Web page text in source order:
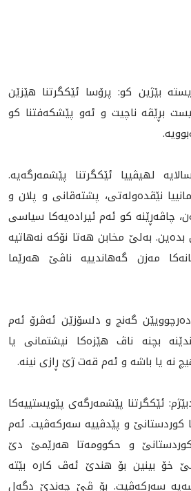
بێژين كو: پرۆسا ئێکگرتنا هێزێن
بڕێڤە ناچیت و ئەو پێشکەفتنا کو
لهيڤييا ئێکگرتنا پێشمەرگەیه‌.
نێڤدەولەتی، پشتەڤانی و پلان و
چاڤەڕێنه‌ كو ئه‌م ئیرادەیه‌كا سیاسی
به‌لێ مخابن هه‌تا نۆكه‌ نه‌هاتيه‌
مه‌زن گه‌هاندييه‌ ناڤێ هه‌رێما
گەنج و دلسۆزێن ئەڤرۆ ئه‌م
بچنە ناڤ هێزەکا نيشتمانى یا
نه‌ يا باشه‌ و ئه‌م قه‌ت ژێ ڕازى نينه‌.
ئێكگرتنا پێشمه‌رگه‌ى پێويستييه‌كا
كوردستانێ و پێدڤييه‌ سه‌ركه‌ڤيت. ئەم
و حكوومه‌تا هه‌رێمێ دێ
خۆ بينين بۆ هندێ ئه‌ڤ كاره‌ بێته‌
سه‌ركه‌ڤيت. بۆ ڤێ چه‌ندێ دگەل